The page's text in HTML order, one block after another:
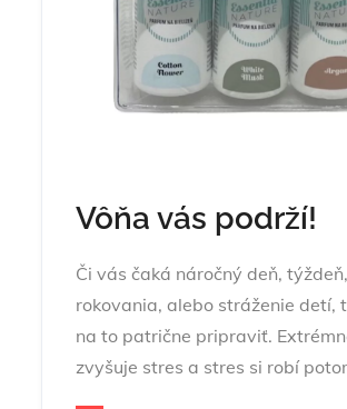
Vôňa vás podrží!
Či vás čaká náročný deň, týždeň,
rokovania, alebo stráženie detí,
na to patrične pripraviť.
zvyšuje stres a stres si robí